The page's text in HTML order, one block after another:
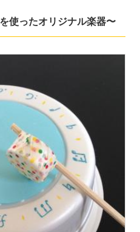
使ったオリジナル楽器〜